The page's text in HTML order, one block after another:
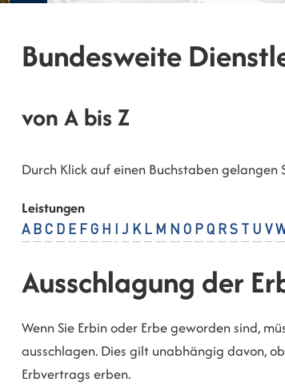
Bundesweite
von A bis Z
Durch Klick auf einen Buchstaben gelangen
Leistungen
A B C D E F G H J K L M N O P Q R S U V
Ausschlagung der
Wenn Sie Erbin oder Erbe geworden sind,
ausschlagen. Dies gilt unabhängig davon,
Erbvertrags erben.